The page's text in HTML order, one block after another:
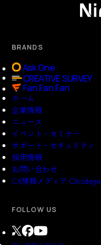
BRANDS
Ask One
CREATIVE SURVEY
Fan Fan Fan
ホーム
企業情報
ニュース
イベント・セミナー
サポート・セキュリティ
採用情報
お問い合わせ
CX情報メディア CXcollege
FOLLOW US